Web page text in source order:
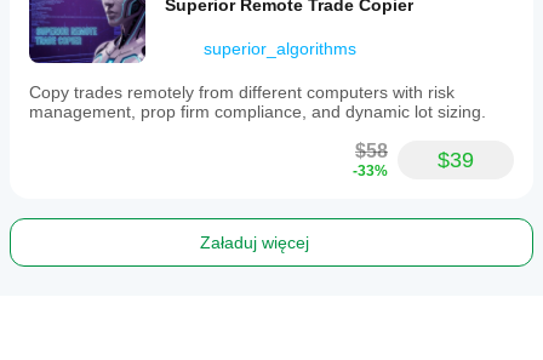
Superior Remote Trade Copier
superior_algorithms
Copy trades remotely from different computers with risk
management, prop firm compliance, and dynamic lot sizing.
$58
-33% $39
Załaduj więcej